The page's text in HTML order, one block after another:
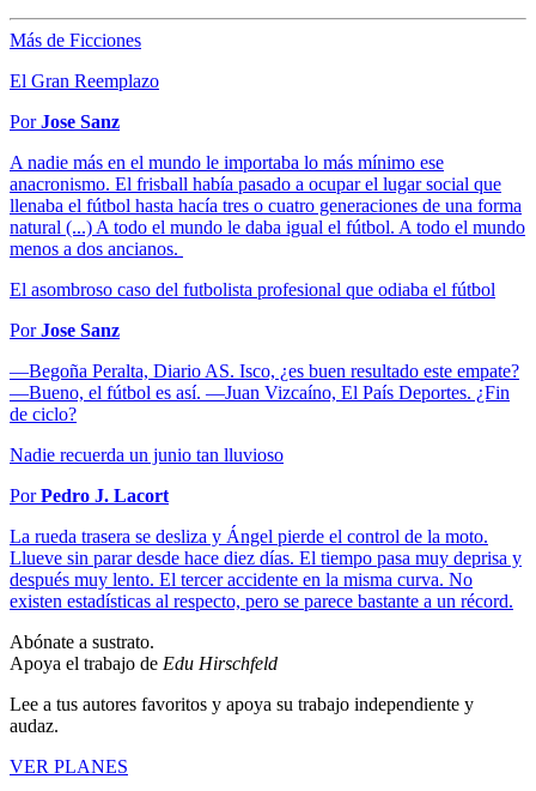
Más de Ficciones
El Gran Reemplazo
PorJose Sanz
A nadie más en el mundo le importaba lo más mínimo ese
anacronismo. El frisball había pasado a ocupar el lugar social que
llenaba el fútbol hasta hacía tres o cuatro generaciones de una forma
natural (...) A todo el mundo le daba igual el fútbol. A todo el mundo
menos a dos ancianos.
El asombroso caso del futbolista profesional que odiaba el fútbol
PorJose Sanz
—Begoña Peralta, Diario AS. Isco, ¿es buen resultado este empate?
—Bueno, el fútbol es así. —Juan Vizcaíno, El País Deportes. ¿Fin
de ciclo?
Nadie recuerda un junio tan lluvioso
PorPedro J. Lacort
La rueda trasera se desliza y Ángel pierde el control de la moto.
Llueve sin parar desde hace diez días. El tiempo pasa muy deprisa y
después muy lento. El tercer accidente en la misma curva. No
existen estadísticas al respecto, pero se parece bastante a un récord.
Abónate a sustrato.
Apoya el trabajo de Edu Hirschfeld
Lee a tus autores favoritos y apoya su trabajo independiente y
audaz.
VER PLANES